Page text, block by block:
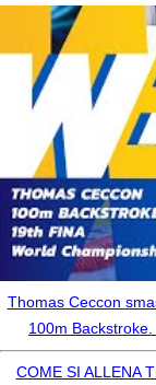
Thomas Ceccon
100m
COME SI ALLENA